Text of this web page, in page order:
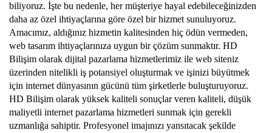
biliyoruz. İşte bu nedenle, her müşteriye hayal edebileceğinizden
daha az özel ihtiyaçlarına göre özel bir hizmet sunuluyoruz.
Amacımız, aldığınız hizmetin kalitesinden hiç ödün vermeden,
web tasarım ihtiyaçlarınıza uygun bir çözüm sunmaktır. HD
Bilişim olarak dijital pazarlama hizmetlerimiz ile web siteniz
üzerinden nitelikli iş potansiyel oluşturmak ve işinizi büyütmek
için internet dünyasının gücünü tüm şirketlerle buluşturuyoruz.
HD Bilişim olarak yüksek kaliteli sonuçlar veren kaliteli, düşük
maliyetli internet pazarlama hizmetleri sunmak için gerekli
uzmanlığa sahiptir. Profesyonel imajınızı yansıtacak şekilde